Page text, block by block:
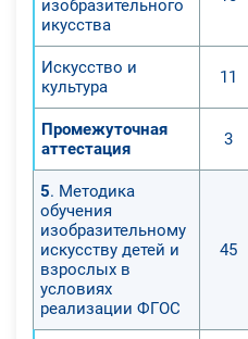
изобразительного
икусства
Искусство и
культура
11
Промежуточная
аттестация
3
5. Методика
обучения
изобразительному
искусству детей и
взрослых в
условиях
реализации ФГОС
45